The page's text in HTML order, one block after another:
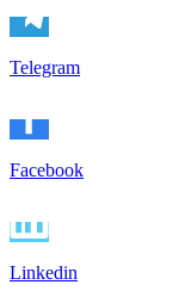
Telegram
Facebook
Linkedin